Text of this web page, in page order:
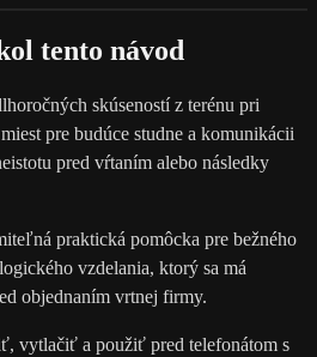
tento návod
skúseností z terénu pri
pre budúce studne a komunikácii
pred vŕtaním alebo následky
praktická pomôcka pre bežného
vzdelania, ktorý sa má
objednaním vrtnej firmy.
vytlačiť a použiť pred telefonátom s